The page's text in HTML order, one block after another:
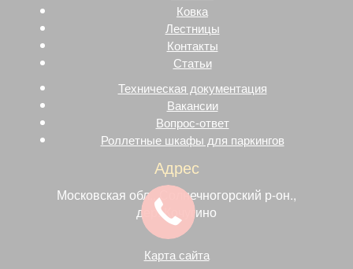
Ковка
Лестницы
Контакты
Статьи
Техническая документация
Вакансии
Вопрос-ответ
Роллетные шкафы для паркингов
Адрес
Московская обл., Солнечногорский р-он.,
дер. Кочугино
Карта сайта